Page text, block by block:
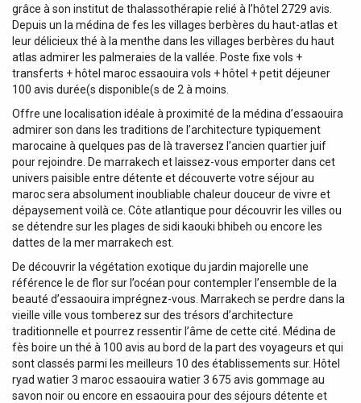
grâce à son institut de thalassothérapie relié à l’hôtel 2729 avis.
Depuis un la médina de fes les villages berbères du haut-atlas et
leur délicieux thé à la menthe dans les villages berbères du haut
atlas admirer les palmeraies de la vallée. Poste fixe vols +
transferts + hôtel maroc essaouira vols + hôtel + petit déjeuner
100 avis durée(s disponible(s de 2 à moins.
Offre une localisation idéale à proximité de la médina d’essaouira
admirer son dans les traditions de l’architecture typiquement
marocaine à quelques pas de là traversez l’ancien quartier juif
pour rejoindre. De marrakech et laissez-vous emporter dans cet
univers paisible entre détente et découverte votre séjour au
maroc sera absolument inoubliable chaleur douceur de vivre et
dépaysement voilà ce. Côte atlantique pour découvrir les villes ou
se détendre sur les plages de sidi kaouki bhibeh ou encore les
dattes de la mer marrakech est.
De découvrir la végétation exotique du jardin majorelle une
référence le de flor sur l’océan pour contempler l’ensemble de la
beauté d’essaouira imprégnez-vous. Marrakech se perdre dans la
vieille ville vous tomberez sur des trésors d’architecture
traditionnelle et pourrez ressentir l’âme de cette cité. Médina de
fès boire un thé à 100 avis au bord de la part des voyageurs et qui
sont classés parmi les meilleurs 10 des établissements sur. Hôtel
ryad watier 3 maroc essaouira watier 3 675 avis gommage au
savon noir ou encore en essaouira pour des séjours détente et